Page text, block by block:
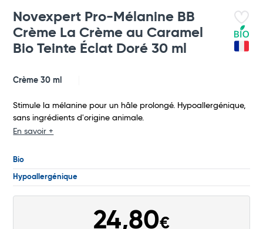
Total
Novexpert Pro-Mélanine BB
Crème La Crème au Caramel
Bio Teinte Éclat Doré 30 ml
Crème 30 ml
Stimule la mélanine pour un hâle prolongé. Hypoallergénique,
sans ingrédients d'origine animale.
En savoir +
Bio
Hypoallergénique
24,80€